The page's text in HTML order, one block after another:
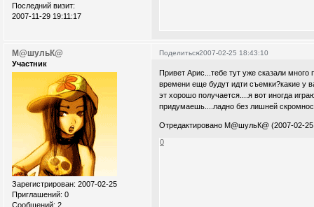
Последний визит:
2007-11-29 19:11:17
Поделиться2007-02-25 18:43:10
М@шульК@
Участник
Зарегистрирован: 2007-02-25
Приглашений: 0
Сообщений: 2
Привет Арис...тебе тут уже сказали
времени еще будут идти съемки?какие у
эт хорошо получается....я вот иногда
придумаешь....ладно без лишней
Отредактировано М@шульК@ (2007-02-
0